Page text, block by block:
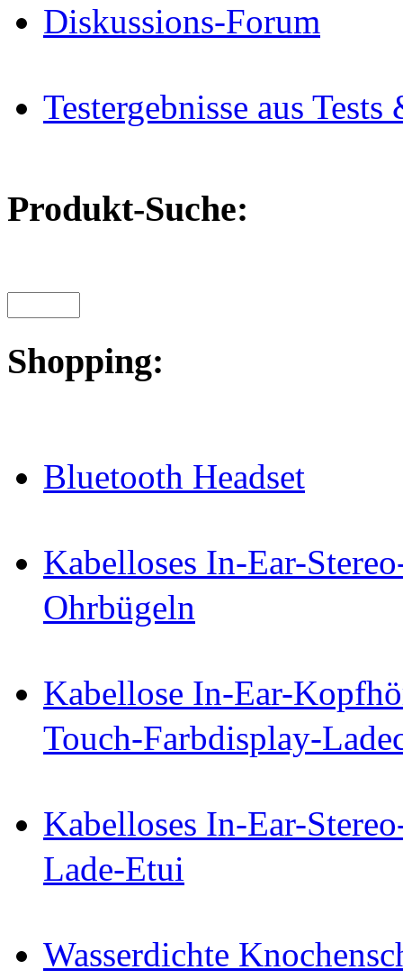
Diskussions-Forum
Testergebnisse aus
Produkt-Suche:
Shopping:
Bluetooth Headset
Kabelloses In-Ear-
Ohrbügeln
Kabellose In-Ear-
Touch-Farbdisplay-
Kabelloses In-Ear-
Lade-Etui
Wasserdichte